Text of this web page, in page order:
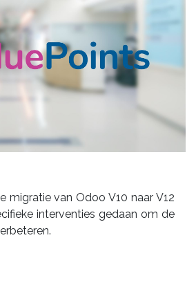
migratie van Odoo V10 naar V12
interventies gedaan om de